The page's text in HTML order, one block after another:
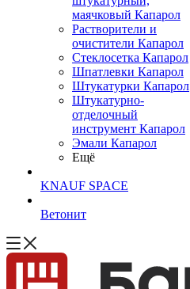
маячковый Капарол
Растворители и
очистители Капарол
Cтеклосетка Капарол
Шпатлевки Капарол
Штукатурки Капарол
Штукатурно-
отделочный
инструмент Капарол
Эмали Капарол
Ещё
KNAUF SPACE
Ветонит